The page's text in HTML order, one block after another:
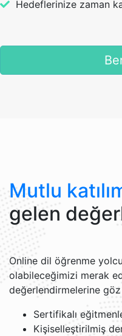
Hedeflerinize zaman
Mutlu
gelen
Online dil öğrenme
olabileceğimizi merak
değerlendirmelerine göz
Sertifikalı
Kişiselleştirilmiş